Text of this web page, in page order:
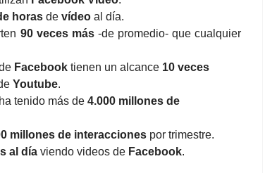
horas de vídeo al día.
90 veces más-de promedio- que cualquier
Facebook tienen un alcance 10 veces
Youtube.
tenido más de 4.000 millones de
millones de interacciones por trimestre.
al día viendo videos de Facebook.